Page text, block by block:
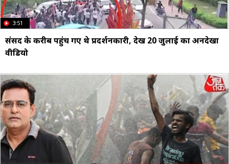
3:51
संसद के करीब पहुंच गए थे प्रदर्शनकारी, देखें 20 जुलाई का अनदेखा
वीड‍ियो